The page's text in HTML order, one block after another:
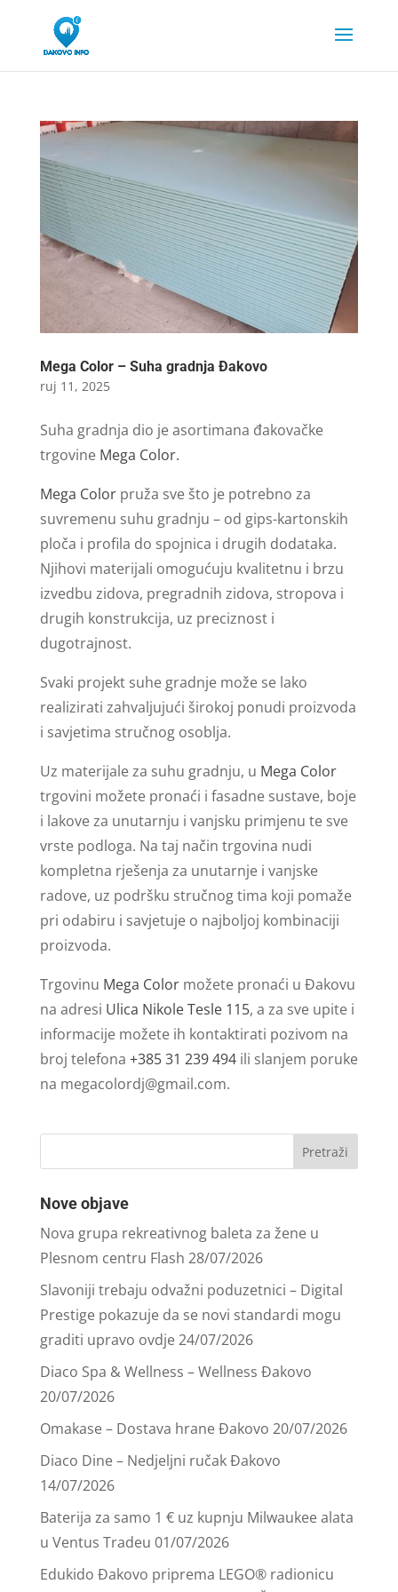
Mega Color – Suha gradnja Đakovo
ruj 11, 2025
Suha gradnja dio je asortimana đakovačke
trgovine Mega Color.
Mega Colorpruža sve što je potrebno za
suvremenu suhu gradnju – od gips-kartonskih
ploča i profila do spojnica i drugih dodataka.
Njihovi materijali omogućuju kvalitetnu i brzu
izvedbu zidova, pregradnih zidova, stropova i
drugih konstrukcija, uz preciznost i
dugotrajnost.
Svaki projekt suhe gradnje može se lako
realizirati zahvaljujući širokoj ponudi proizvoda
i savjetima stručnog osoblja.
Uz materijale za suhu gradnju, u Mega Color
trgovini možete pronaći i fasadne sustave, boje
i lakove za unutarnju i vanjsku primjenu te sve
vrste podloga. Na taj način trgovina nudi
kompletna rješenja za unutarnje i vanjske
radove, uz podršku stručnog tima koji pomaže
pri odabiru i savjetuje o najboljoj kombinaciji
proizvoda.
Trgovinu Mega Color možete pronaći u Đakovu
na adresi Ulica Nikole Tesle 115, a za sve upite i
informacije možete ih kontaktirati pozivom na
broj telefona +385 31 239 494ili slanjem poruke
na megacolordj@gmail.com.
Nove objave
Nova grupa rekreativnog baleta za žene u
Plesnom centru Flash 28/07/2026
Slavoniji trebaju odvažni poduzetnici – Digital
Prestige pokazuje da se novi standardi mogu
graditi upravo ovdje24/07/2026
Diaco Spa & Wellness – Wellness Đakovo
20/07/2026
Omakase – Dostava hrane Đakovo 20/07/2026
Diaco Dine – Nedjeljni ručak Đakovo
14/07/2026
Baterija za samo 1 € uz kupnju Milwaukee alata
u Ventus Tradeu 01/07/2026
Edukido Đakovo priprema LEGO® radionicu